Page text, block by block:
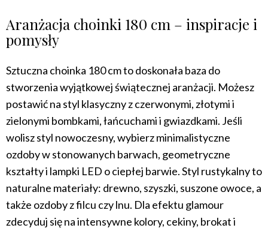
Aranżacja choinki 180 cm – inspiracje i
pomysły
Sztuczna choinka 180 cm to doskonała baza do
stworzenia wyjątkowej świątecznej aranżacji. Możesz
postawić na styl klasyczny z czerwonymi, złotymi i
zielonymi bombkami, łańcuchami i gwiazdkami. Jeśli
wolisz styl nowoczesny, wybierz minimalistyczne
ozdoby w stonowanych barwach, geometryczne
kształty i lampki LED o ciepłej barwie. Styl rustykalny to
naturalne materiały: drewno, szyszki, suszone owoce, a
także ozdoby z filcu czy lnu. Dla efektu glamour
zdecyduj się na intensywne kolory, cekiny, brokat i